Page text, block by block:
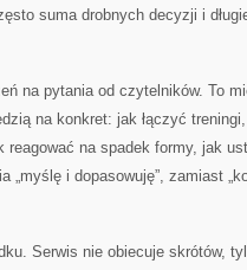
suma drobnych decyzji i
na pytania od czytelników. To
na konkret: jak łączyć
reagować na spadek formy, jak
„myślę i dopasowuję”, zamiast
Serwis nie obiecuje skrótów,